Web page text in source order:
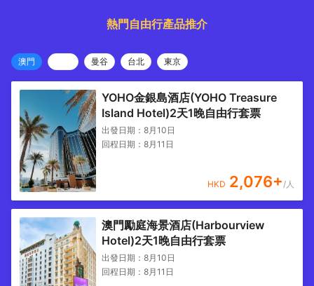
熱門自由行產品推介
澳門 曼谷 台北 東京
YOHO金銀島酒店(YOHO Treasure
Island Hotel)2天1晚自由行套票
出發日期： 8月10日
回程日期： 8月11日
HKD 2,076+ /人
澳門勵庭海景酒店(Harbourview
Hotel)2天1晚自由行套票
出發日期： 8月10日
回程日期： 8月11日